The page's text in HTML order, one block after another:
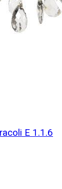
E 1.1.6